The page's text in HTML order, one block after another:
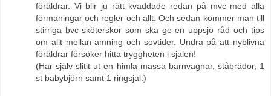
föräldrar. Vi blir ju rätt kvaddade redan på mvc med alla
förmaningar och regler och allt. Och sedan kommer man till
stirriga bvc-sköterskor som ska ge en uppsjö råd och tips
om allt mellan amning och sovtider. Undra på att nyblivna
föräldrar försöker hitta tryggheten i sjalen!
(Har själv slitit ut en himla massa barnvagnar, ståbrädor, 1
st babybjörn samt 1 ringsjal.)